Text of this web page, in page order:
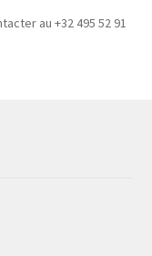
au +32 495 52 91